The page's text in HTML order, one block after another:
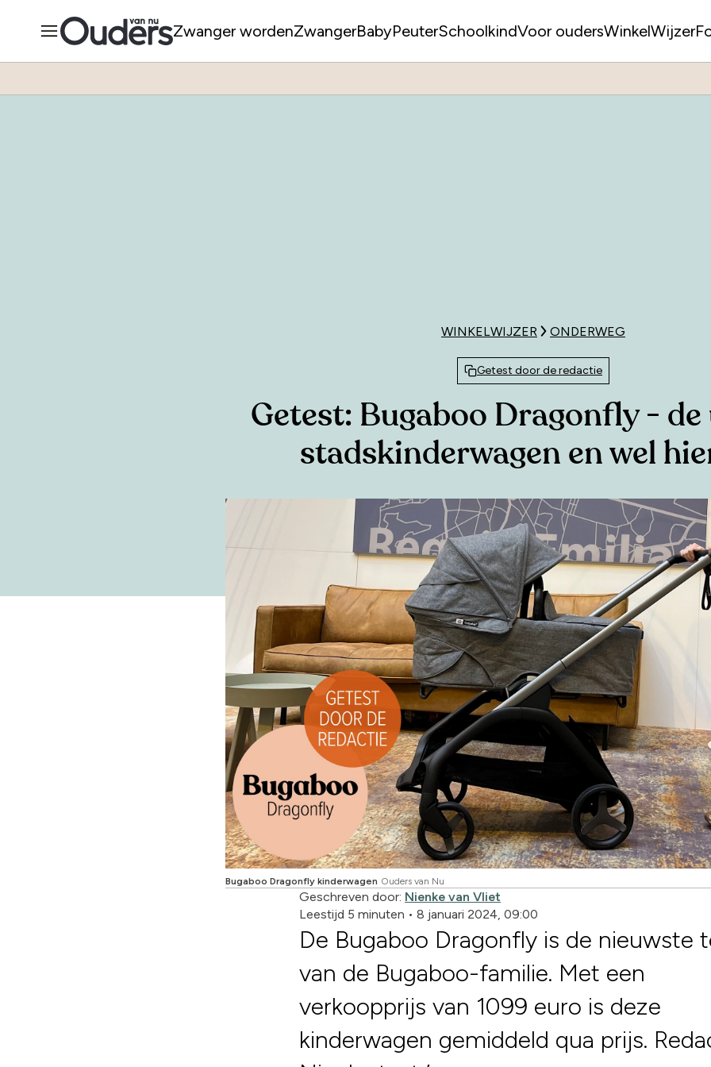
Zwanger wordenZwangerBabyPeuterSchoolkindVoor oudersWinkelWijzer
WINKELWIJZER ONDERWEG
Getest door de redactie
Getest: Bugaboo Dragonfly -
stadskinderwagen en wel
Bugaboo Dragonfly kinderwagen Ouders van Nu
Geschreven door: Nienke van Vliet
Leestijd 5 minuten • 8 januari 2024, 09:00
De Bugaboo Dragonfly is de nieuwste
van de Bugaboo-familie. Met een
verkoopprijs van 1099 euro is deze
kinderwagen gemiddeld qua prijs.